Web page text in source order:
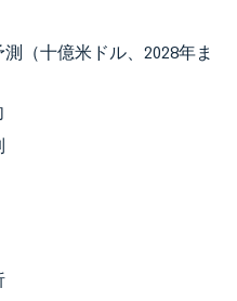
（十億米ドル、2028年ま